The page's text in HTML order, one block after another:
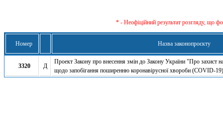
* - Неофіційний результат розгляду, що
Номер Назва законопроєкту
3320 Д
Проект Закону про внесення змін до Закону України "Про захист
щодо запобігання поширенню коронавірусної хвороби (COVID-19)